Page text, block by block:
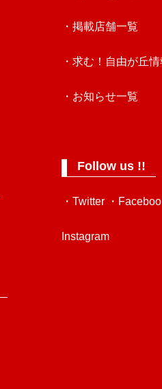
・掲載店舗一覧
・求む！自由が丘
・お知らせ一覧
Follow us !!
・Twitter ・
Instagram